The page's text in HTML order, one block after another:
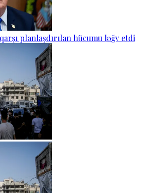
planlaşdırılan hücumu ləğv etdi